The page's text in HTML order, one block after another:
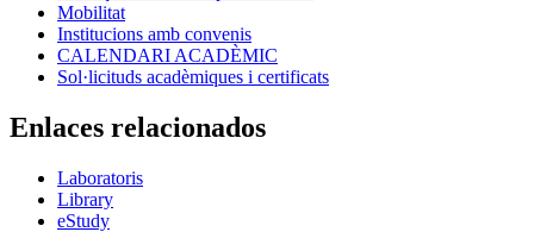
Mobilitat
Institucions amb convenis
CALENDARI ACADÈMIC
Sol·licituds acadèmiques i certificats
Enlaces relacionados
Laboratoris
Library
eStudy